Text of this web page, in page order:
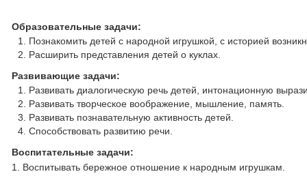
Образовательные задачи:
Познакомить детей с народной игрушкой, с историей
Расширить представления детей о куклах.
Развивающие задачи:
Развивать диалогическую речь детей, интонационную
Развивать творческое воображение, мышление, память.
Развивать познавательную активность детей.
Способствовать развитию речи.
Воспитательные задачи:
1. Воспитывать бережное отношение к народным игрушкам.